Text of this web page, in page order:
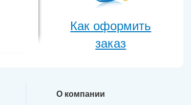
Как оформить
заказ
О компании